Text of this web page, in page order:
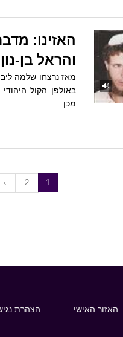
האזינו:
והראל בן-נון
באולפן הקול
מכן
1
2
‹
האזור האישי הצהרת